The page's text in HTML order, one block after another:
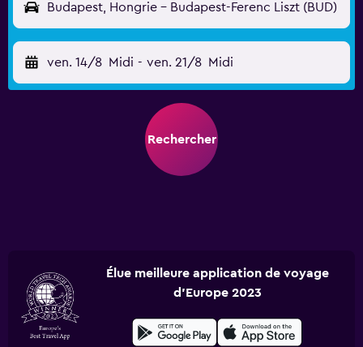
Budapest, Hongrie - Budapest-Ferenc Liszt (BUD)
ven. 14/8 Midi - ven. 21/8 Midi
Rechercher
Élue meilleure application de voyage
d'Europe 2023